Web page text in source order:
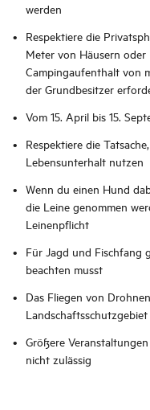
werden
Respektiere die
Meter von Häusern
Campingaufenthalt von
der Grundbesitzer
Vom 15. April bis 15.
Respektiere die
Lebensunterhalt nutzen
Wenn du einen Hund
die Leine genommen
Leinenpflicht
Für Jagd und Fischfang
beachten musst
Das Fliegen von
Größere
nicht zulässig